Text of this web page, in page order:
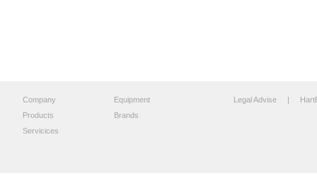
Company
Products
Servicices
Equipment
Brands
Legal Advise |